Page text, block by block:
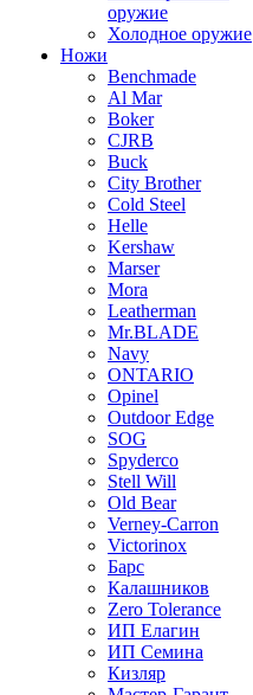
оружие
Холодное оружие
Ножи
Benchmade
Al Mar
Boker
CJRB
Buck
City Brother
Cold Steel
Helle
Kershaw
Marser
Mora
Leatherman
Mr.BLADE
Navy
ONTARIO
Opinel
Outdoor Edge
SOG
Spyderco
Stell Will
Old Bear
Verney-Carron
Victorinox
Барс
Калашников
Zero Tolerance
ИП Елагин
ИП Семина
Кизляр